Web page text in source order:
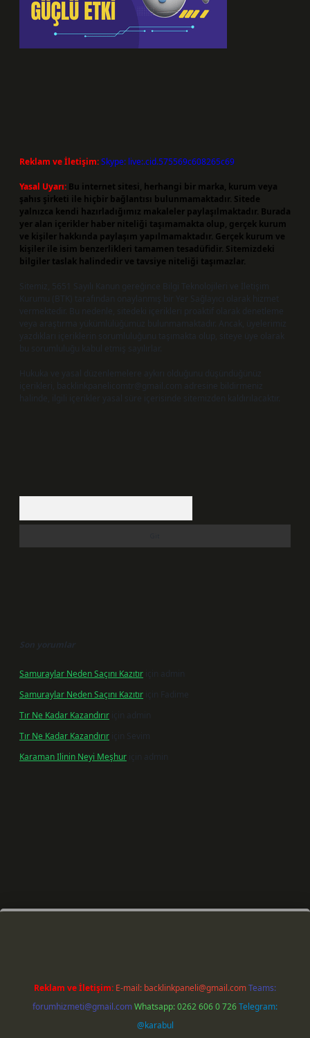
Reklam ve İletişim:Skype: live:.cid.575569c608265c69
Yasal Uyarı: Bu internet sitesi, herhangi bir marka, kurum veya
şahıs şirketi ile hiçbir bağlantısı bulunmamaktadır. Sitede
yalnızca kendi hazırladığımız makaleler paylaşılmaktadır. Burada
yer alan içerikler haber niteliği taşımamakta olup, gerçek kurum
ve kişiler hakkında paylaşım yapılmamaktadır. Gerçek kurum ve
kişiler ile isim benzerlikleri tamamen tesadüfidir. Sitemizdeki
bilgiler taslak halindedir ve tavsiye niteliği taşımazlar.
Sitemiz, 5651 Sayılı Kanun gereğince Bilgi Teknolojileri ve İletişim
Kurumu (BTK) tarafından onaylanmış bir Yer Sağlayıcı olarak hizmet
vermektedir. Bu nedenle, sitedeki içerikleri proaktif olarak denetleme
veya araştırma yükümlülüğümüz bulunmamaktadır. Ancak, üyelerimiz
yazdıkları içeriklerin sorumluluğunu taşımakta olup, siteye üye olarak
bu sorumluluğu kabul etmiş sayılırlar.
Hukuka ve yasal düzenlemelere aykırı olduğunu düşündüğünüz
içerikleri, backlinkpanelicomtr@gmail.com adresine bildirmeniz
halinde, ilgili içerikler yasal süre içerisinde sitemizden kaldırılacaktır.
Son yorumlar
Samuraylar Neden Saçını Kazıtır için
admin
Samuraylar Neden Saçını Kazıtır için
Fadime
Tır Ne Kadar Kazandırır için
admin
Tır Ne Kadar Kazandırır için Sevim
Karaman Ilinin Neyi Meşhur için admin
giriş
Reklam ve İletişim: E-mail: backlinkpaneli@gmail.comTeams:
forumhizmeti@gmail.comWhatsapp: 0262 606 0 726Telegram:
@karabul